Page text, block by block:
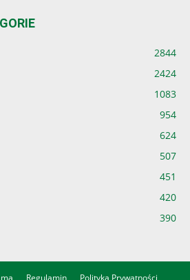
2844
2424
1083
954
624
507
451
420
390
Regulamin Polityka Prywatności